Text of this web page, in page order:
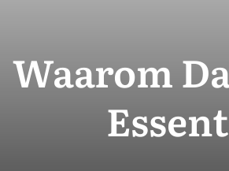
Waarom